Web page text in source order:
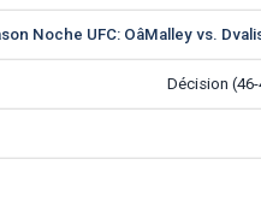
Noche UFC: OâMalley vs.
Décision